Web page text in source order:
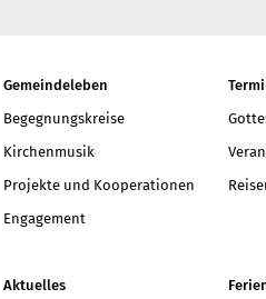
Gemeindeleben
Begegnungskreise
Kirchenmusik
Projekte und Kooperationen
Engagement
Aktuelles